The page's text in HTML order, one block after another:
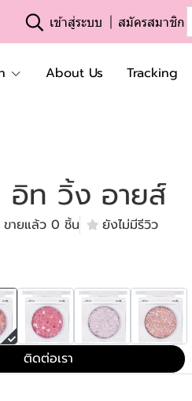
เข้าสู่ระบบ สมัครสมาชิก
About Us Tracking
อิท วิ้ง อายส์
ขายแล้ว 0 ชิ้น ยังไม่มีรีวิว
ติดต่อเรา